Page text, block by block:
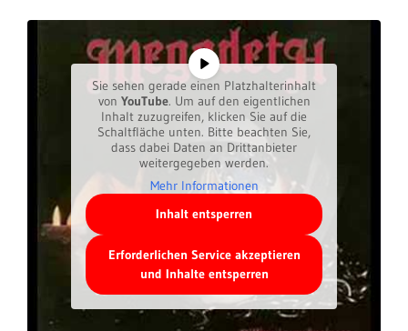
Sie sehen gerade einen Platzhalterinhalt
von YouTube. Um auf den eigentlichen
Inhalt zuzugreifen, klicken Sie auf die
Schaltfläche unten. Bitte beachten Sie,
dass dabei Daten an Drittanbieter
weitergegeben werden.
Mehr Informationen
Inhalt entsperren
Erforderlichen Service akzeptieren
und Inhalte entsperren